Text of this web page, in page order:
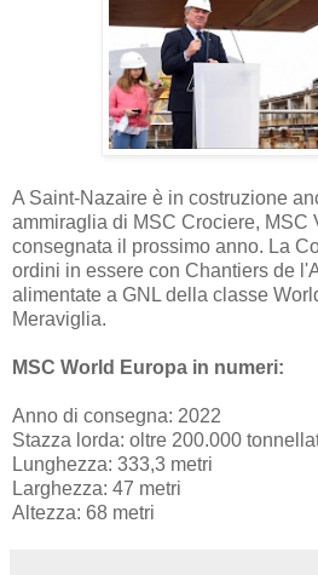
A Saint-Nazaire è in costruzione
ammiraglia di MSC Crociere, MSC
consegnata il prossimo anno. La
ordini in essere con Chantiers de
alimentate a GNL della classe
Meraviglia.
MSC World Europa in numeri:
Anno di consegna: 2022
Stazza lorda: oltre 200.000
Lunghezza: 333,3 metri
Larghezza: 47 metri
Altezza: 68 metri